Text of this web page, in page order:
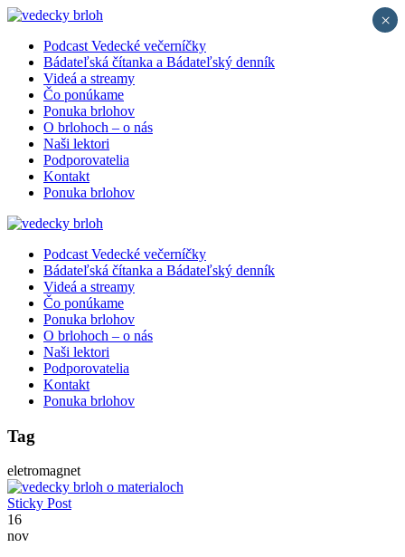
Podcast Vedecké večerníčky
Bádateľská čítanka a Bádateľský denník
Videá a streamy
Čo ponúkame
Ponuka brlohov
O brlohoch – o nás
Naši lektori
Podporovatelia
Kontakt
Ponuka brlohov
Podcast Vedecké večerníčky
Bádateľská čítanka a Bádateľský denník
Videá a streamy
Čo ponúkame
Ponuka brlohov
O brlohoch – o nás
Naši lektori
Podporovatelia
Kontakt
Ponuka brlohov
Tag
eletromagnet
Sticky Post
16
nov
×